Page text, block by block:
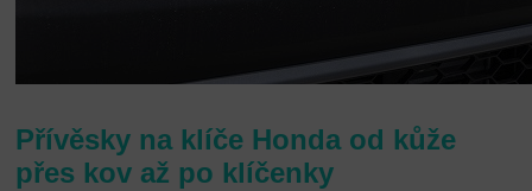
Přívěsky na klíče Honda od kůže
přes kov až po klíčenky